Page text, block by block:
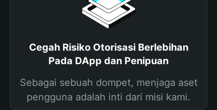
Cegah Risiko Otorisasi Berlebihan
Pada DApp dan Penipuan
Sebagai sebuah dompet, menjaga aset
pengguna adalah inti dari misi kami.